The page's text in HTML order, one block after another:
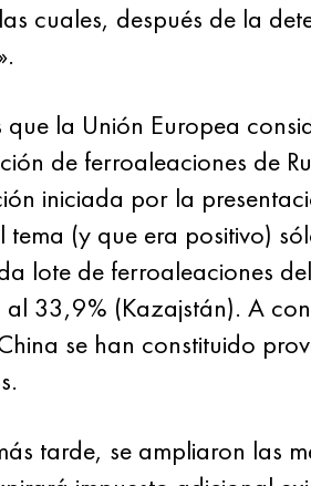
cuales, después de la
que la Unión Europea
de ferroaleaciones de
iniciada por la
tema (y que era positivo)
lote de ferroaleaciones
33,9% (Kazajstán). A
se han constituido
tarde, se ampliaron las